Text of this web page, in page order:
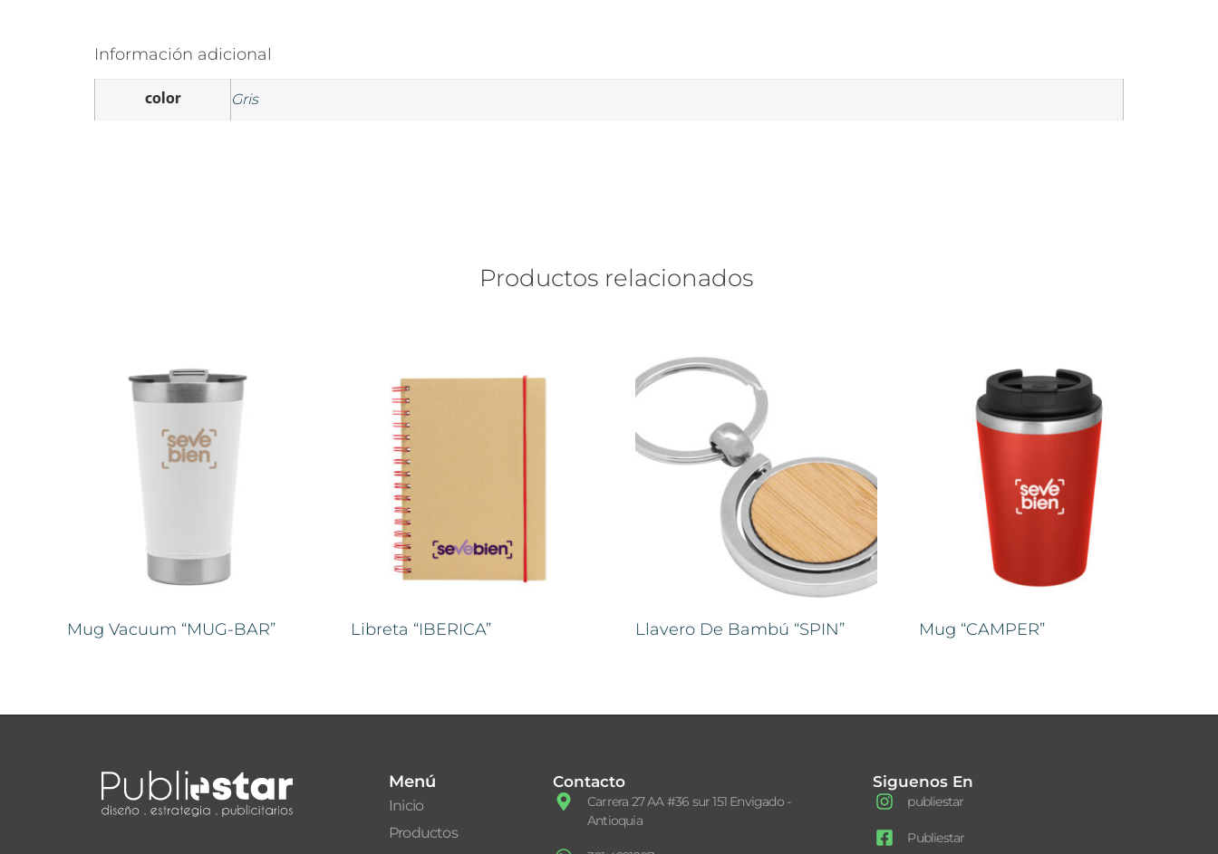
Información adicional
color Gris
Productos relacionados
Mug Vacuum “MUG-BAR” Libreta “IBERICA” Llavero De Bambú “SPIN” Mug “CAMPER”
Menú
Inicio
Productos
Contacto
Carrera 27 AA #36 sur 151 Envigado -
Antioquia
Siguenos En
publiestar
Publiestar